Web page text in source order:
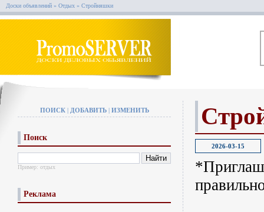
Доски объявлений » Отдых » Стройняшки
ПОИСК| ДОБАВИТЬ| ИЗМЕНИТЬ
Поиск
Пример: отдых
Реклама
2026-03-15